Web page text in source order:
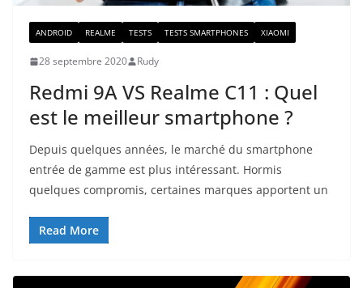
ANDROID REALME TESTS TESTS SMARTPHONES XIAOMI
28 septembre 2020 Rudy
Redmi 9A VS Realme C11 : Quel
est le meilleur smartphone ?
Depuis quelques années, le marché du smartphone
entrée de gamme est plus intéressant. Hormis
quelques compromis, certaines marques apportent un
Read More